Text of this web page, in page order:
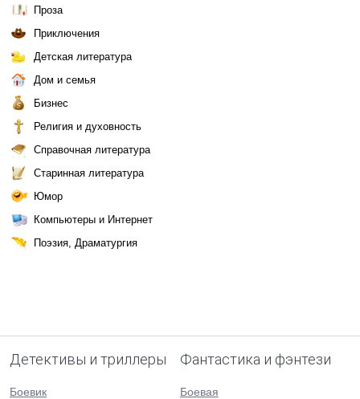
Проза
Приключения
Детская литература
Дом и семья
Бизнес
Религия и духовность
Справочная литература
Старинная литература
Юмор
Компьютеры и Интернет
Поэзия, Драматургия
Детективы и триллеры
Боевик
Фантастика и фэнтези
Боевая